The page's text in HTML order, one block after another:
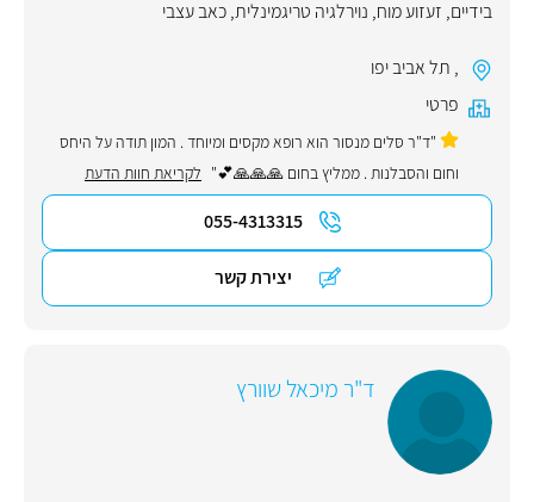
בידיים, זעזוע מוח, נוירלגיה טריגמינלית,כאב עצבי
, תל אביב יפו
פרטי
"ד"ר סּלים מנסור הוא רופא מקסים ומיוחד . המון תודה על היחס
וחום והסבלנות . ממליץ בחום 🙏🙏🙏💕" לקריאת חוות הדעת
055-4313315
יצירת קשר
ד"ר מיכאל שוורץ